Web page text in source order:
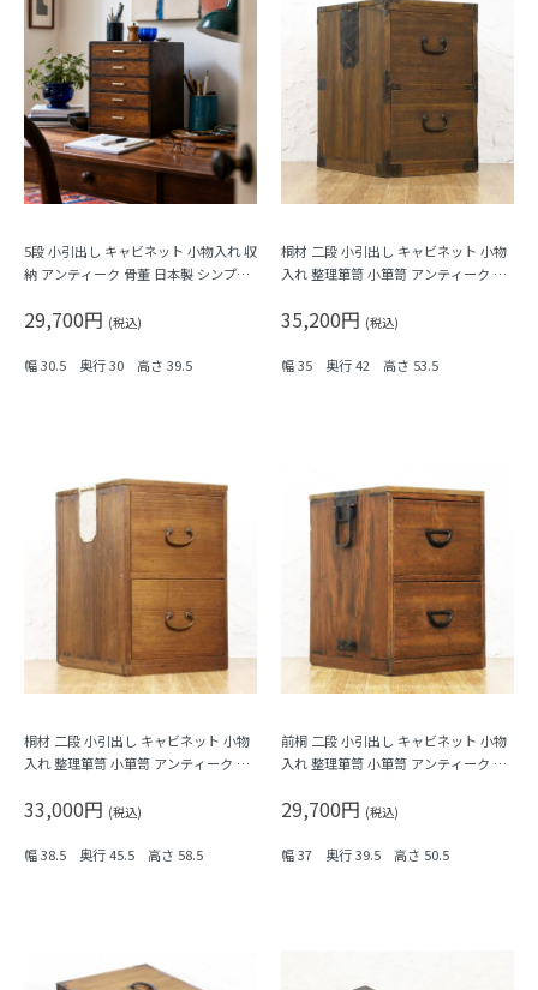
5段 小引出し キャビネット 小物入れ 収
納 アンティーク 骨董 日本製 シンプル
29,700円 (税込)
幅 30.5 奥行 30 高さ 39.5
桐材 二段 小引出し キャビネット 小物
入れ 整理箪笥 小箪笥 アンティーク 骨
35,200円 (税込)
幅 35 奥行 42 高さ 53.5
桐材 二段 小引出し キャビネット 小物
入れ 整理箪笥 小箪笥 アンティーク 骨
33,000円 (税込)
幅 38.5 奥行 45.5 高さ 58.5
前桐 二段 小引出し キャビネット 小物
入れ 整理箪笥 小箪笥 アンティーク 骨
29,700円 (税込)
幅 37 奥行 39.5 高さ 50.5